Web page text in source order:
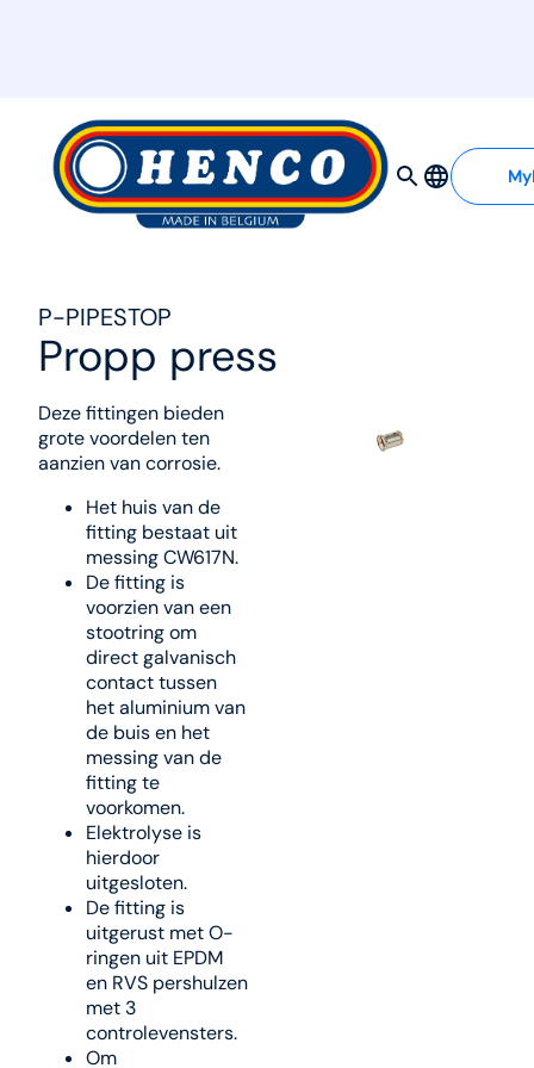
P-PIPESTOP
Propp press
Deze fittingen bieden
grote voordelen ten
aanzien van corrosie.
Het huis van de
fitting bestaat uit
messing CW617N.
De fitting is
voorzien van een
stootring om
direct galvanisch
contact tussen
het aluminium van
de buis en het
messing van de
fitting te
voorkomen.
Elektrolyse is
hierdoor
uitgesloten.
De fitting is
uitgerust met O-
ringen uit EPDM
en RVS pershulzen
met 3
controlevensters.
Om